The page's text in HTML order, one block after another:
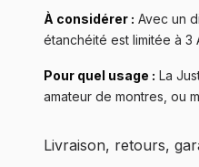
À considérer : Avec un
étanchéité est limitée à
Pour quel usage : La
amateur de montres, ou
Livraison, retours,